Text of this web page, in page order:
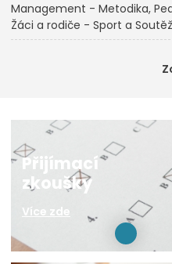
Management - Metodika
Žáci a rodiče - Sport a
Přijímací
zkoušky
Více zde